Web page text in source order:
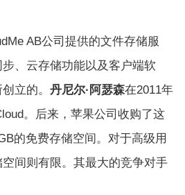
AB公司提供的文件存储服
、云存储功能以及客户端软
立的。丹尼尔·阿瑟森在2011年
。后来，苹果公司收购了这
的免费存储空间。对于高级用
间则有限。其最大的竞争对手